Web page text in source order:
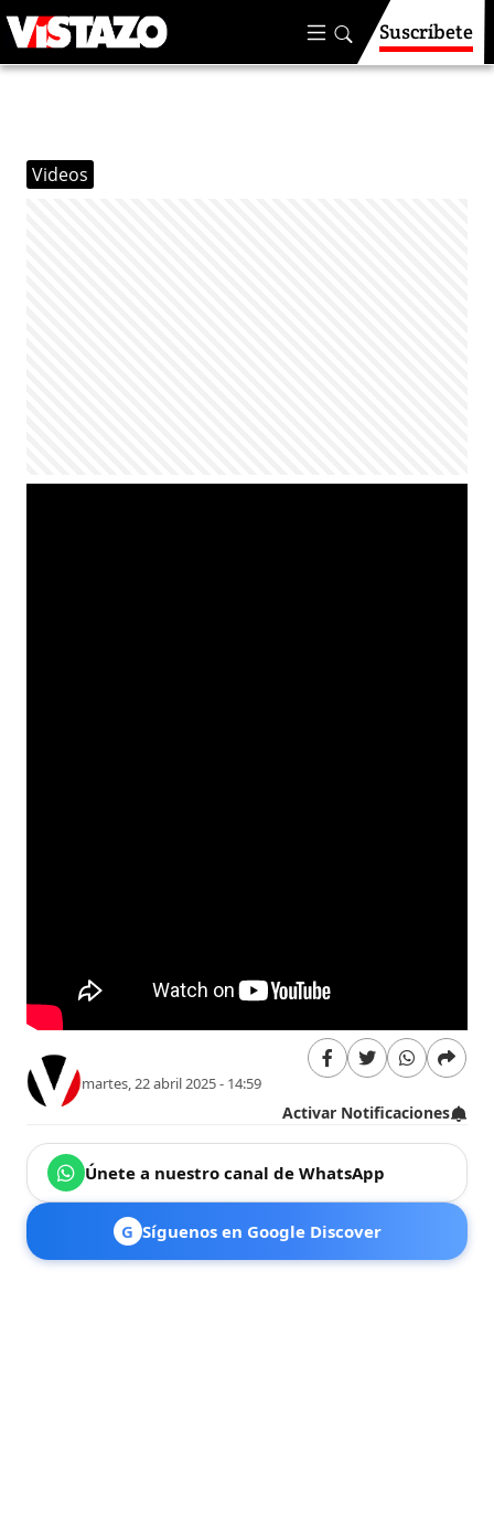
Suscríbete
Videos
martes, 22 abril 2025 - 14:59
Activar Notificaciones
Únete a nuestro canal de WhatsApp
G Síguenos en Google Discover